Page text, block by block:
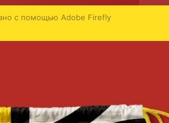
с помощью Adobe Firefly